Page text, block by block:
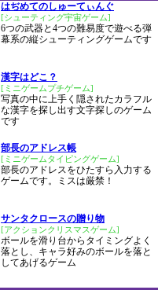
はぢめてのしゅーてぃんぐ
[シューティング宇宙ゲーム]
6つの武器と4つの難易度で遊べる弾
幕系の縦シューティングゲームです
漢字はどこ？
[ミニゲームプチゲーム]
写真の中に上手く隠されたカラフル
な漢字を探し出す文字探しのゲーム
です
部長のアドレス帳
[ミニゲームタイピングゲーム]
部長のアドレスをひたすら入力する
ゲームです。ミスは厳禁！
サンタクロースの贈り物
[アクションクリスマスゲーム]
ボールを滑り台からタイミングよく
落とし、キャラ好みのボールを落と
してあげるゲーム